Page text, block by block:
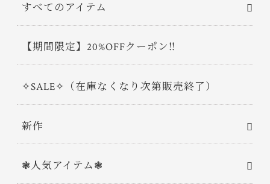
すべてのアイテム
【期間限定】20%OFFクーポン‼
✧SALE✧（在庫なくなり次第販売終了）
新作
❃人気アイテム❃